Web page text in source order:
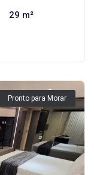
29 m²
Pronto para Morar